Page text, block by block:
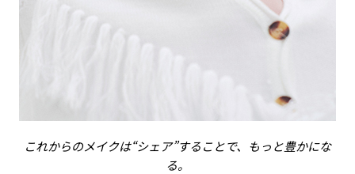
これからのメイクは“シェア”することで、もっと豊かにな
る。